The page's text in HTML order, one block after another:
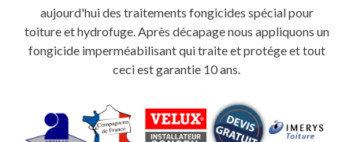
aujourd'hui des traitements fongicides spécial pour
toiture et hydrofuge. Après décapage nous appliquons un
fongicide imperméabilisant qui traite et protége et tout
ceci est garantie 10 ans.